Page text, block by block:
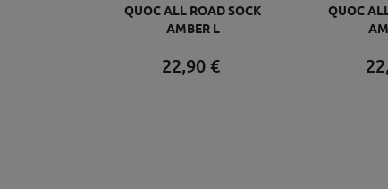
QUOC ALL ROAD SOCK
AMBER L
22,90€
QUOC
22,